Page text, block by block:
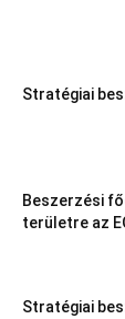
Stratégiai
Beszerzési
területre az
Stratégiai